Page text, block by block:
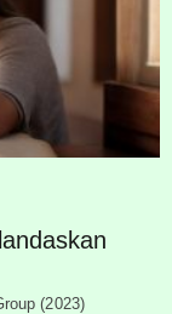
(2023)